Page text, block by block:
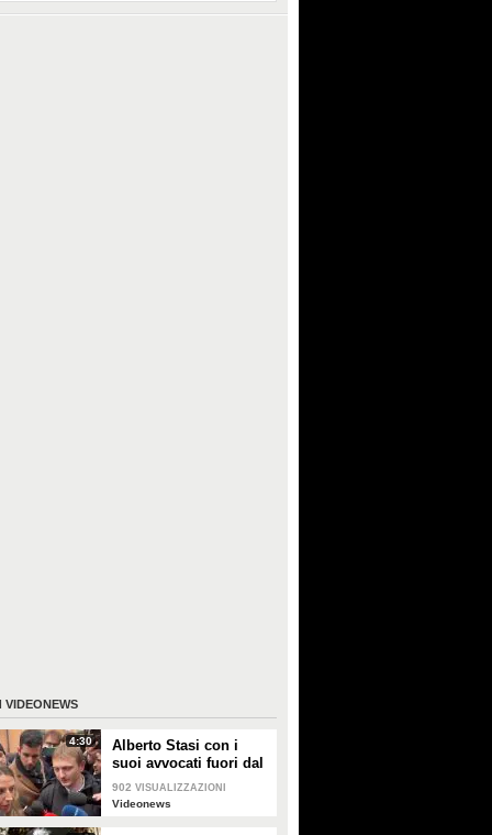
VIDEONEWS
4:30
Alberto Stasi con i
suoi avvocati fuori dal
Tribunale: "Abbiate
pazienza"
902 VISUALIZZAZIONI
Videonews